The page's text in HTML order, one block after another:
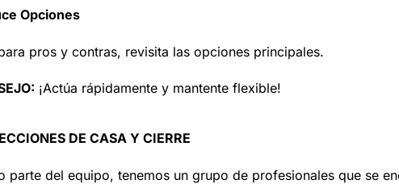
Opciones
pros y contras, revisita las opciones principales.
¡Actúa rápidamente y mantente flexible!
DE CASA Y CIERRE
parte del equipo, tenemos un grupo de profesionales que se